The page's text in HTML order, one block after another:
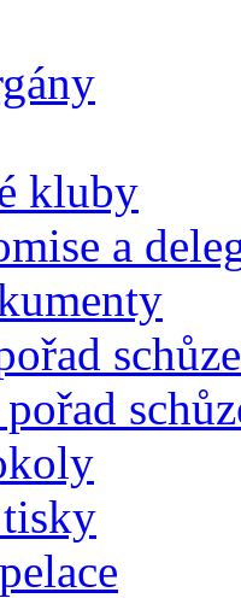
kluby
a
schůze